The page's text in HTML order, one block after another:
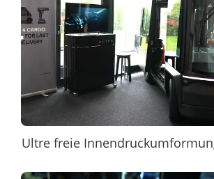
Ultre freie